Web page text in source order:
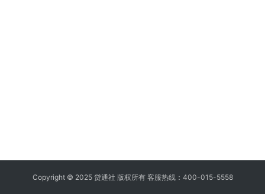
Copyright © 2025 贷通社 版权所有 客服热线：400-015-5558